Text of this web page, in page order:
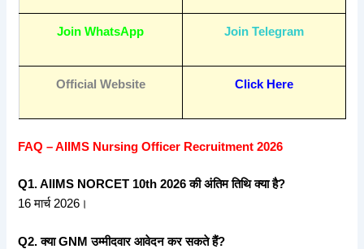
Join WhatsApp Join Telegram
Official Website Click Here
FAQ – AIIMS Nursing Officer Recruitment 2026
Q1. AIIMS NORCET 10th 2026कीअंतिमतिथिक्याहै?
16 मार्च 2026।
Q2.क्या GNMउम्मीदवारआवेदनकरसकतेहैं?